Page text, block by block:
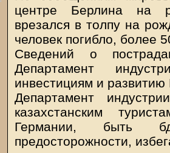
центре Берлина на
врезался в толпу на
человек погибло, более
Сведений о
Департамент
инвестициям и развитию
Департамент
казахстанским
Германии, быть
предосторожности,